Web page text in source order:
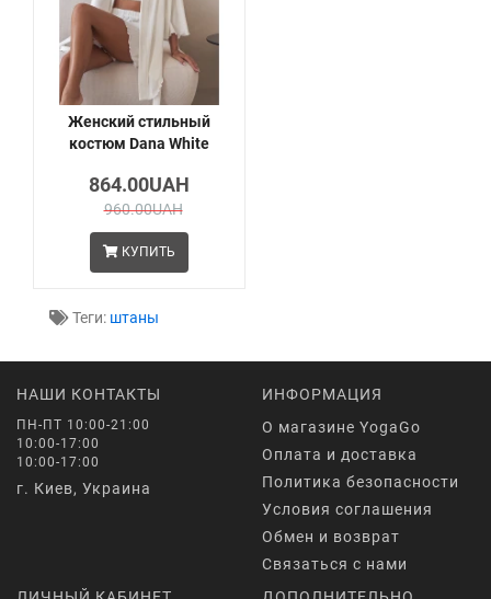
Женский стильный
костюм Dana White
864.00UAH
960.00UAH
КУПИТЬ
Теги: штаны
НАШИ КОНТАКТЫ
ПН-ПТ 10:00-21:00
10:00-17:00
10:00-17:00
г. Киев, Украина
ИНФОРМАЦИЯ
О магазине YogaGo
Оплата и доставка
Политика безопасности
Условия соглашения
Обмен и возврат
Связаться с нами